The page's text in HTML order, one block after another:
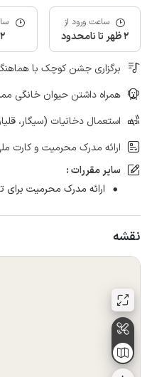
ساعت ورود از
2 ظهر تا نامحدود
برگزاری جشن کوچک با
همراه داشتن حیوان خانگی
استعمال دخانیات (سیگار،
ارائه مدرک محرمیت و کارت
سایر مقررات :
ارائه مدرک محرمیت برای
نقشه